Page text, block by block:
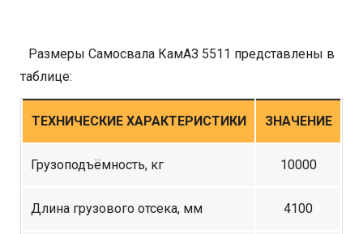
Размеры Самосвала КамАЗ 5511 представлены в
таблице:
ТЕХНИЧЕСКИЕ ХАРАКТЕРИСТИКИ ЗНАЧЕНИЕ
Грузоподъёмность, кг 10000
Длина грузового отсека, мм 4100